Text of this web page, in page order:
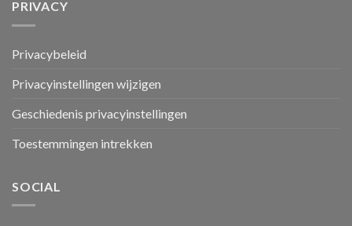
PRIVACY
Privacybeleid
Privacyinstellingen wijzigen
Geschiedenis privacyinstellingen
Toestemmingen intrekken
SOCIAL